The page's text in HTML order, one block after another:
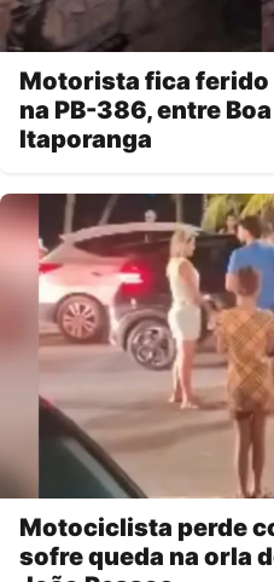
Motorista fica
na PB-386, entre
Itaporanga
Motociclista perde
sofre queda na orla